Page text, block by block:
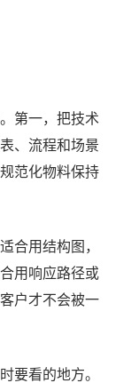
第一，把技术
、流程和场景
范化物料保持
合用结构图，
用响应路径或
户才不会被一
时要看的地方。